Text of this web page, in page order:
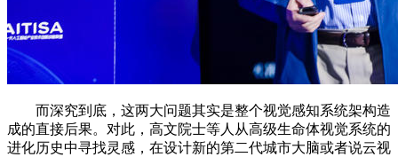
而深究到底，这两大问题其实是整个视觉感知系统架构造
成的直接后果。对此，高文院士等人从高级生命体视觉系统的
进化历史中寻找灵感，在设计新的第二代城市大脑或者说云视